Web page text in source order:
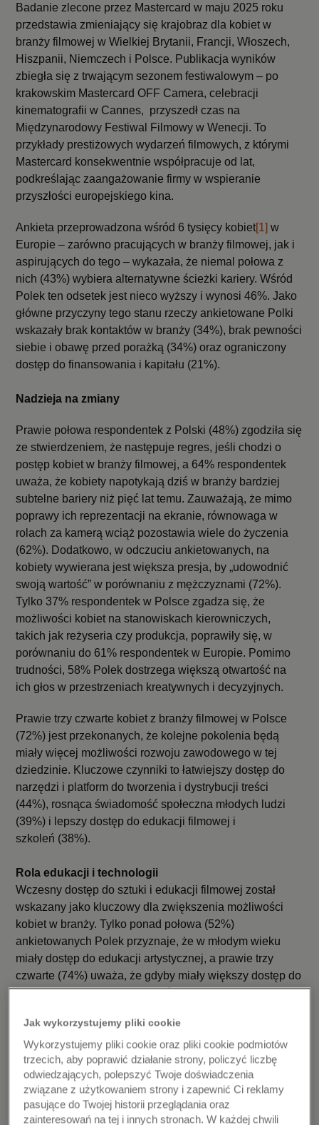
Badanie zlecone przez Mastercard w maju 2025 roku
przedstawia zmieniający się krajobraz dla kobiet w
branży filmowej w Wielkiej Brytanii, Francji, Włoszech,
Hiszpanii, Niemczech i Polsce. Publikacja wyników
zbiegła się z trwającym sezonem festiwalowym – po
krakowskim Mastercard OFF Camera, celebracji
kinematografii w Cannes, przyszedł czas na
Międzynarodowy Festiwal Filmowy w Wenecji. To
przykłady prestiżowych wydarzeń filmowych, z którymi
Mastercard konsekwentnie współpracuje od lat,
podkreślając zaangażowanie firmy w wspieranie
przyszłości europejskiego kina.
Ankieta przeprowadzona wśród 6 tysięcy kobiet[1] w
Europie – zarówno pracujących w branży filmowej, jak i
aspirujących do tego – wykazała, że niemal połowa z
nich (43%) wybiera alternatywne ścieżki kariery. Wśród
Polek ten odsetek jest nieco wyższy i wynosi 46%. Jako
główne przyczyny tego stanu rzeczy ankietowane Polki
wskazały brak kontaktów w branży (34%), brak pewności
siebie i obawę przed porażką (34%) oraz ograniczony
dostęp do finansowania i kapitału (21%).
Nadzieja na zmiany
Prawie połowa respondentek z Polski (48%) zgodziła się
ze stwierdzeniem, że następuje regres, jeśli chodzi o
postęp kobiet w branży filmowej, a 64% respondentek
uważa, że kobiety napotykają dziś w branży bardziej
subtelne bariery niż pięć lat temu. Zauważają, że mimo
poprawy ich reprezentacji na ekranie, równowaga w
rolach za kamerą wciąż pozostawia wiele do życzenia
(62%). Dodatkowo, w odczuciu ankietowanych, na
kobiety wywierana jest większa presja, by „udowodnić
swoją wartość” w porównaniu z mężczyznami (72%).
Tylko 37% respondentek w Polsce zgadza się, że
możliwości kobiet na stanowiskach kierowniczych,
takich jak reżyseria czy produkcja, poprawiły się, w
porównaniu do 61% respondentek w Europie. Pomimo
trudności, 58% Polek dostrzega większą otwartość na
ich głos w przestrzeniach kreatywnych i decyzyjnych.
Prawie trzy czwarte kobiet z branży filmowej w Polsce
(72%) jest przekonanych, że kolejne pokolenia będą
miały więcej możliwości rozwoju zawodowego w tej
dziedzinie. Kluczowe czynniki to łatwiejszy dostęp do
narzędzi i platform do tworzenia i dystrybucji treści
(44%), rosnąca świadomość społeczna młodych ludzi
(39%) i lepszy dostęp do edukacji filmowej i
szkoleń (38%).
Rola edukacji i technologii
Wczesny dostęp do sztuki i edukacji filmowej został
wskazany jako kluczowy dla zwiększenia możliwości
kobiet w branży. Tylko ponad połowa (52%)
ankietowanych Polek przyznaje, że w młodym wieku
miały dostęp do edukacji artystycznej, a prawie trzy
czwarte (74%) uważa, że gdyby miały większy dostęp do
edukacji artystycznej w dzieciństwie, byłyby lepiej
Wyniki badania podkreślają również transformacyjny
potencjał nowych technologii: ponad połowa (54%)
respondentek z Polski uważa, że wykorzystanie
sztucznej inteligencji i nowych technologii zmienia
branżę na lepsze. Najbardziej pożądane formy wsparcia,
Jak wykorzystujemy pliki cookie
Wykorzystujemy pliki cookie oraz pliki cookie podmiotów
trzecich, aby poprawić działanie strony, policzyć liczbę
odwiedzających, polepszyć Twoje doświadczenia
związane z użytkowaniem strony i zapewnić Ci reklamy
pasujące do Twojej historii przeglądania oraz
zainteresowań na tej i innych stronach. W każdej chwili